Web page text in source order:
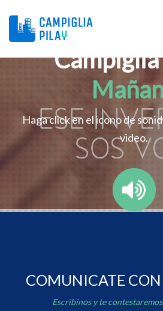
Haga click en el icono de
video.
COMUNICATE CON
Escribinos y te